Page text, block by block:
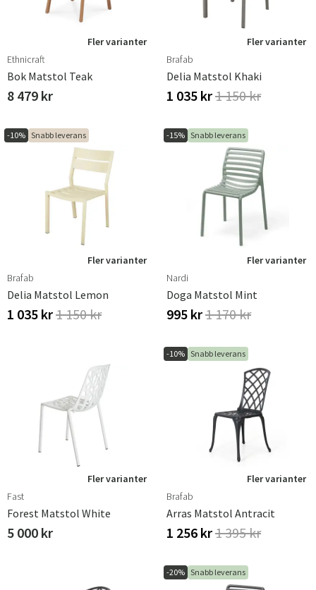
Fler varianter
Ethnicraft
Bok Matstol Teak
8 479 kr
Fler varianter
Brafab
Delia Matstol Khaki
1 035 kr1 150 kr
-10% Snabb leverans
Fler varianter
Brafab
Delia Matstol Lemon
1 035 kr1 150 kr
-15% Snabb leverans
Fler varianter
Nardi
Doga Matstol Mint
995 kr1 170 kr
Fler varianter
Fast
Forest Matstol White
5 000 kr
-10% Snabb leverans
Fler varianter
Brafab
Arras Matstol Antracit
1 256 kr1 395 kr
-20% Snabb leverans